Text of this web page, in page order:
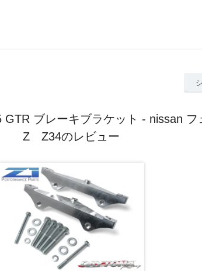
ブレーキブラケット - nissan フ
Z Z34のレビュー